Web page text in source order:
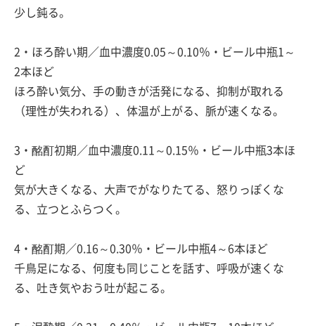
少し鈍る。
2・ほろ酔い期／血中濃度0.05～0.10％・ビール中瓶1～
2本ほど
ほろ酔い気分、手の動きが活発になる、抑制が取れる
（理性が失われる）、体温が上がる、脈が速くなる。
3・酩酊初期／血中濃度0.11～0.15％・ビール中瓶3本ほ
ど
気が大きくなる、大声でがなりたてる、怒りっぽくな
る、立つとふらつく。
4・酩酊期／0.16～0.30％・ビール中瓶4～6本ほど
千鳥足になる、何度も同じことを話す、呼吸が速くな
る、吐き気やおう吐が起こる。